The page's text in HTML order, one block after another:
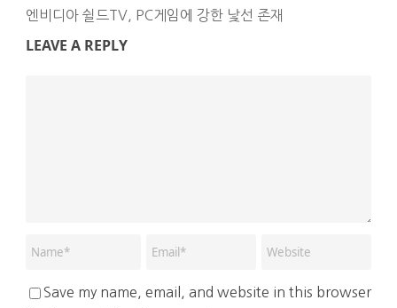
엔비디아 쉴드TV, PC게임에 강한 낯선 존재
LEAVE A REPLY
Save my name, email, and website in this browser